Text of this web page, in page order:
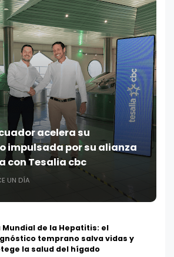
acelera su
impulsada por su alianza
con Tesalia cbc
UN DÍA
Mundial de la Hepatitis: el
temprano salva vidas y
la salud del hígado